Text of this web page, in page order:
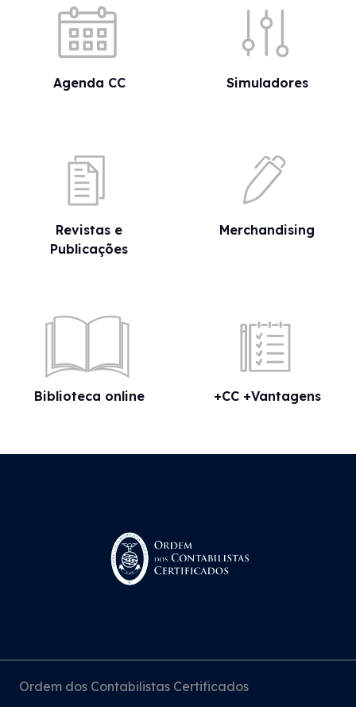
Agenda CC Simuladores
Revistas e
Publicações
Merchandising
Biblioteca online +CC +Vantagens
Ordem dos Contabilistas Certificados